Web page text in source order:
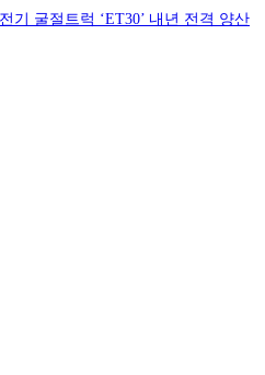
기 굴절트럭 ‘ET30’ 내년 전격 양산